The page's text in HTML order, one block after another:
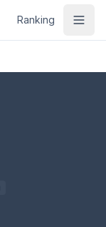
Ranking